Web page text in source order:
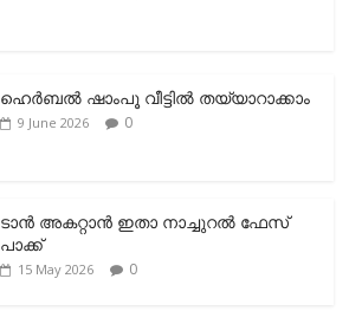
ഹെര്‍ബല്‍ ഷാംപൂ വീട്ടില്‍ തയ്യാറാക്കാം
9 June 2026 0
ടാന്‍ അകറ്റാന്‍ ഇതാ നാച്ചുറല്‍ ഫേസ്
പാക്ക്
15 May 2026 0